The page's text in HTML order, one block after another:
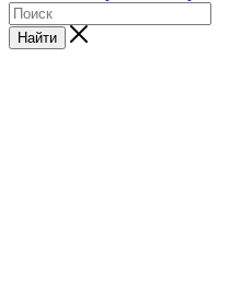
Найти